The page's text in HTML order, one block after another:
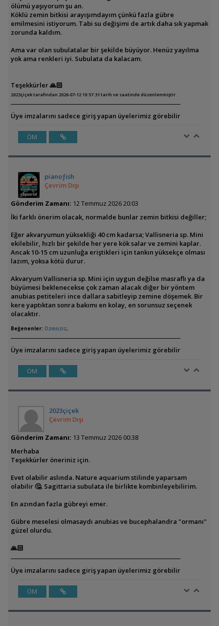
ölümü yaşıyorum şu an.
Köklü zemin bitkisi arayışımdayım çünkü fazla gübre
emilmesini istiyorum. Tabi su değişimi de artık daha sık yapmak
zorunda kaldım.
Ama var olan subulatalar bir şekilde büyüyor. Henüz yayılma
yok ama renkleri iyi. Subulata da kalacam.
Teşekkürler 🙏🏻
2023çiçek tarafından 2026-07-12 19:57:31 tarih ve saatinde düzenlenmiştir.
Üye imzalarını sadece giriş yapan üyelerimiz görebilir
ÖM
pianoƒish
Çevrim Dışı
Gönderim Zamanı: 12 Temmuz 2026 20:03
İki farklı önerim olacak, normalde bunlar zemin bitkisi değiller;
Eğer akvaryumun yüksekliği 40 cm kadarsa; Vallisneria sp. Mini
ekilebilir, hızlı bir şekilde her yere kök salar ve zemini kaplar.
Ancak 10-15 cm uzunluğa eriştikleri için tankın yüksekçe olması
lazım, yoksa kötü durur.
Akvaryum Vallisneria sp. Mini için uygun değilse masraflı ya da
büyümesi beklenecekse çok zaman alacak diğer bir yöntem
anubias petiteleri ince dallara sabitleyip zemine döşemek. Bir
kere yaptıktan sonra bakımı en kolay, en sorunsuz seçenek
olacaktır.
Beğenenler: Ozmoziz,
Üye imzalarını sadece giriş yapan üyelerimiz görebilir
ÖM
2023çiçek
Çevrim Dışı
Gönderim Zamanı: 13 Temmuz 2026 00:38
Merhaba
Teşekkürler öneriniz için.
Evet olabilir aslında. Nature aquarium stilinde yaparsam
olabilir 🤔. Sagittaria subulata ile birlikte kombinleyebilirim.
En azından fazla gübreyi emer.
Gübre meselesi olmasaydı anubias ve bucephalandra "ormanı"
güzel olurdu.
🙏🏻
Üye imzalarını sadece giriş yapan üyelerimiz görebilir
ÖM